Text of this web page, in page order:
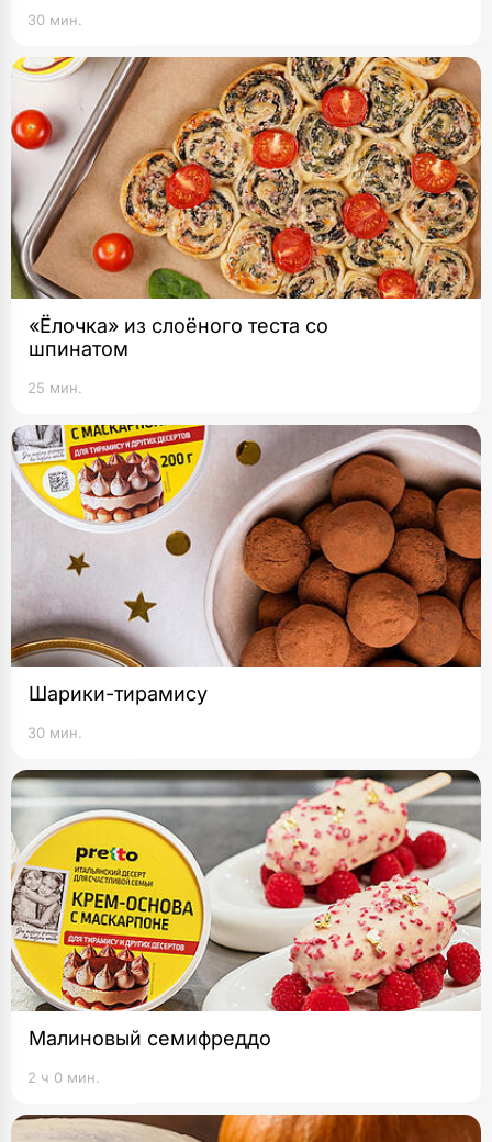
30 мин.
«Ёлочка» из слоёного теста со
шпинатом
25 мин.
Шарики-тирамису
30 мин.
Малиновый семифреддо
2 ч 0 мин.